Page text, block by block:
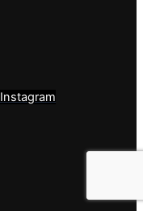
Instagram